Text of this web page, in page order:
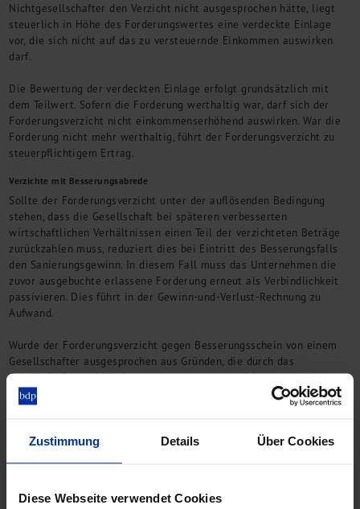
Zustimmung Details Über Cookies
Diese Webseite verwendet Cookies
Nichtgesellschafter den Verzicht nicht ausgesprochen hätte, liegt
steuerlich in Höhe des Forderungswertes eine verdeckte Einlage
vor, die sich nicht auf das zu versteuernde Einkommen auswirken
darf.
Die Bewertung der verdeckten Einlage erfolgt grundsätzlich mit
dem Teilwert. Sofern die Forderung werthaltig war, darf sich der
Forderungsverzicht nicht einkommenserhöhend auswirken. War die
Forderung nicht mehr werthaltig, führt der Forderungsverzicht zu
steuerpflichtigem Ertrag.
Verzichte mit Besserungsabrede
Sollte der Forderungsverzicht unter der auflösenden Bedingung
stehen, dass die Gesellschaft bei späteren verbesserten
wirtschaftlichen Verhältnissen einen Teil der verzichteten Beträge
zurückzahlen muss, reduziert dies bei Eintritt des Besserungsfalls
den Sanierungsgewinn. In diesem Fall muss das Unternehmen die
zuvor ausgebuchte erlassene Forderung erneut als Verbindlichkeit
passivieren. Dies führt in der Gewinn-und-Verlust-Rechnung zu
Aufwand.
Wurde der Forderungsverzicht gegen Besserungsschein von einem
Gesellschafter ausgesprochen aus Gründen, die durch das
Gesellschafterverhältnis veranlasst waren, so richtet sich die
steuerliche Behandlung nach der Behandlung des ursprünglichen
Forderungsverzichts. War der Forderungsverzicht als verdeckte
Einbuchung der Verbindlichkeit eine erfolgsneutrale